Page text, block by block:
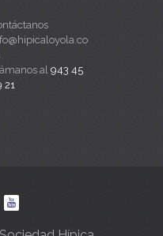
al 943 45
21